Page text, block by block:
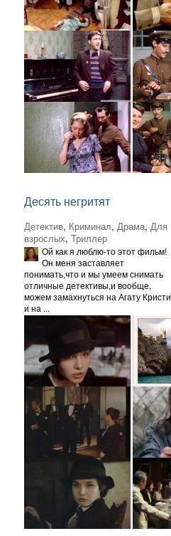
Десять негритят
Детектив, Криминал, Драма, Для
взрослых, Триллер
Ой как я люблю-то этот фильм!
Он меня заставляет
понимать,что и мы умеем снимать
отличные детективы,и вообще,
можем замахнуться на Агату Кристи
и на ...